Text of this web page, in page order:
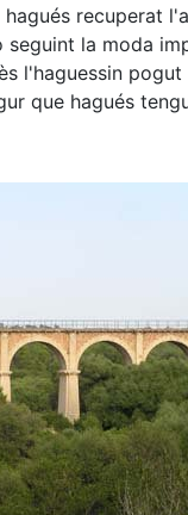
recuperat
seguint la moda
l'haguessin
que hagués